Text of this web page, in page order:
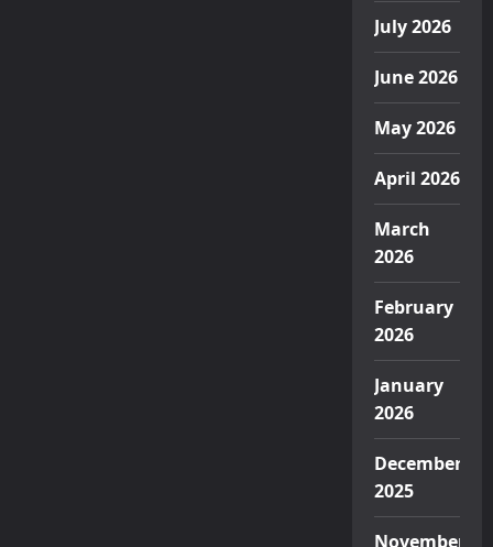
July 2026
June 2026
May 2026
April 2026
March
2026
February
2026
January
2026
December
2025
November